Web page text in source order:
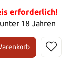
erforderlich!
18 Jahren